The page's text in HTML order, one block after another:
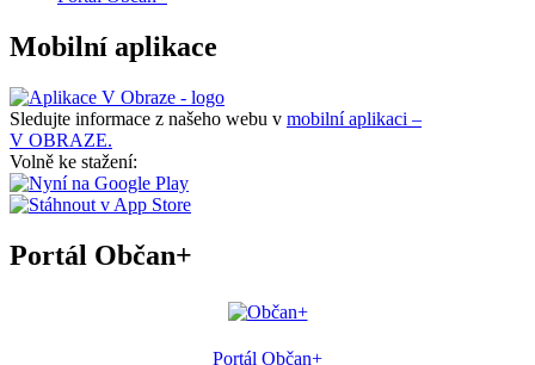
Mobilní aplikace
Sledujte informace z našeho webu v mobilní aplikaci –
V OBRAZE.
Volně ke stažení:
Portál Občan+
Portál Občan+